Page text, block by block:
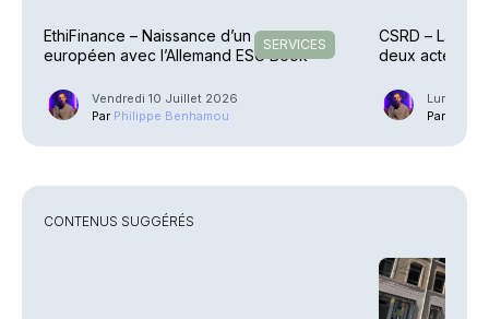
SERVICES
EthiFinance – Naissance d’un groupe
européen avec l’Allemand ESG Book
Vendredi 10 Juillet 2026
Par Philippe Benhamou
CSRD – La
deux actes
Lundi 6
Par
CONTENUS SUGGÉRÉS